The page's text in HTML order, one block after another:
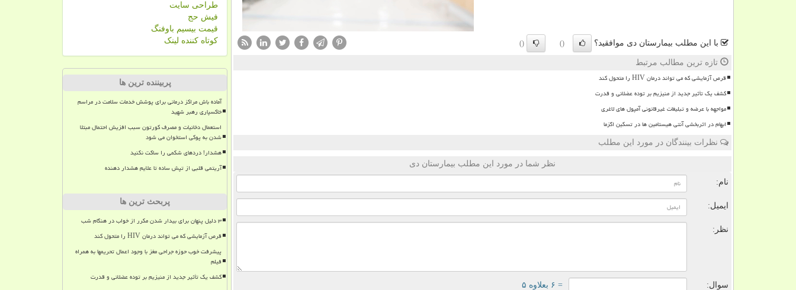
با این مطلب بیمارستان دی موافقید؟ ()
()
تازه ترین مطالب مرتبط
قرص آزمایشی که می تواند درمان HIV را متحول کند
کشف یک تأثیر جدید از منیزیم بر توده عضلانی و قدرت
مواجهه با عرضه و تبلیغات غیرقانونی آمپول های لاغری
ابهام در اثربخشی آنتی هیستامین ها در تسکین اگزما
نظرات بینندگان در مورد این مطلب
نظر شما در مورد این مطلب بیمارستان دی
نام:
ایمیل:
نظر:
سوال: = ۶ بعلاوه ۵
طراحی سایت
فیش حج
قیمت بیسیم باوفنگ
کوتاه کننده لینک
پربیننده ترین ها
آماده باش مراکز درمانی برای پوشش خدمات سلامت در مراسم
خاکسپاری رهبر شهید
استعمال دخانیات و مصرف کورتون سبب افزیش احتمال مبتلا
شدن به پوکی استخوان می شود
هشدار! دردهای شکمی را ساکت نکنید
آریتمی قلبی از تپش ساده تا علایم هشدار دهنده
پربحث ترین ها
۳ دلیل پنهان برای بیدار شدن مکرر از خواب در هنگام شب
قرص آزمایشی که می تواند درمان HIV را متحول کند
پیشرفت خوب حوزه جراحی مغز با وجود اعمال تحریمها به همراه
فیلم
کشف یک تأثیر جدید از منیزیم بر توده عضلانی و قدرت